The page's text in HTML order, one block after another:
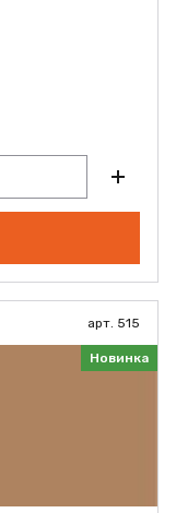
арт. 515
Новинка